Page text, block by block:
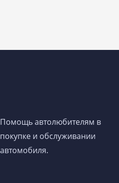
Помощь автолюбителям в
покупке и обслуживании
автомобиля.